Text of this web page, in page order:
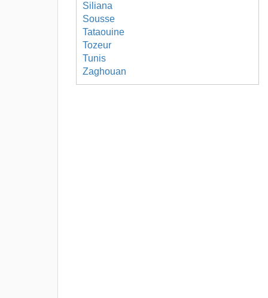
Siliana
Sousse
Tataouine
Tozeur
Tunis
Zaghouan